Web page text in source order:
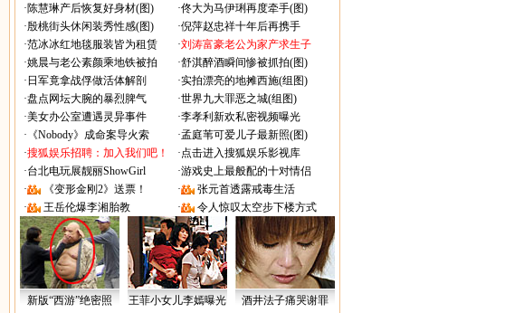
·陈慧琳产后恢复好身材(图) ·佟大为马伊琍再度牵手(图)
·殷桃街头休闲装秀性感(图) ·倪萍赵忠祥十年后再携手
·范冰冰红地毯服装皆为租赁 ·刘涛富豪老公为家产求生子
·姚晨与老公素颜乘地铁被拍 ·舒淇醉酒瞬间惨被抓拍(图)
· 日军竟拿战俘做活体解剖 ·实拍漂亮的地摊西施(组图)
·盘点网坛大腕的暴烈脾气 ·世界九大罪恶之城(组图)
·美女办公室遭遇灵异事件 ·李孝利新欢私密视频曝光
· 《Nobody》成命案导火索 ·孟庭苇可爱儿子最新照(图)
·搜狐娱乐招聘：加入我们吧！ ·点击进入搜狐娱乐影视库
·台北电玩展靓丽ShowGirl ·游戏史上最般配的十对情侣
·
《变形金刚2》送票！ ·
张元首透露戒毒生活
·
王岳伦爆李湘胎教 · 令人惊叹太空步下楼方式
新版“西游”绝密照 王菲小女儿李嫣曝光 酒井法子痛哭谢罪